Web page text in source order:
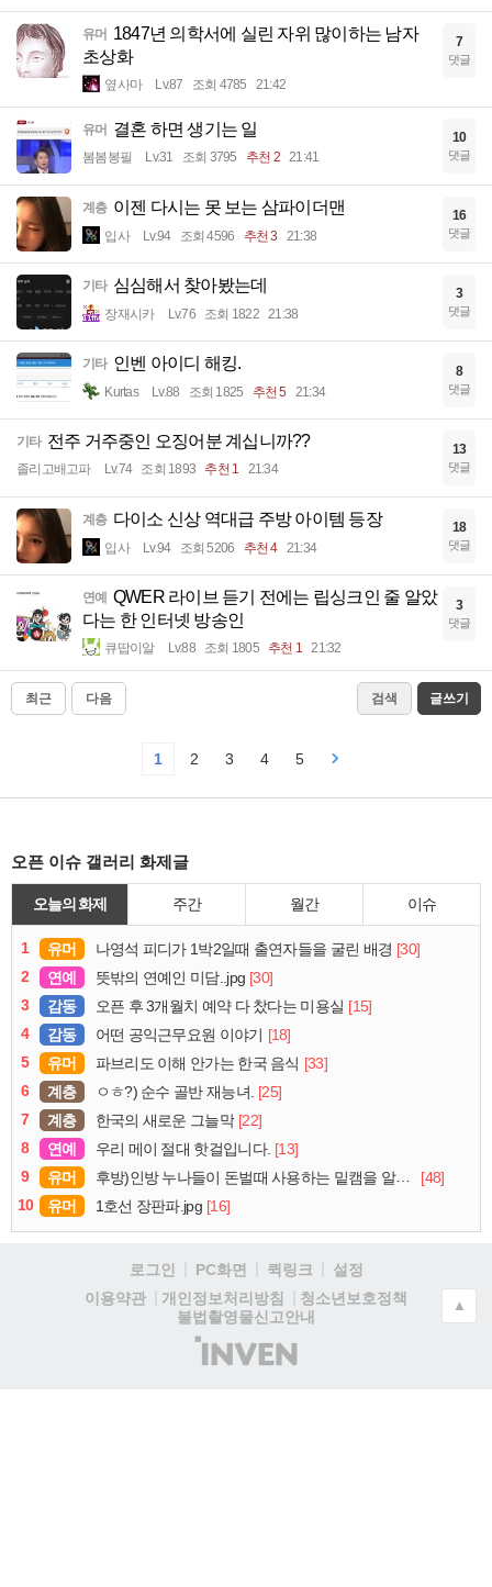
유머 1847년 의학서에 실린 자위 많이하는 남자
초상화
옆사마 Lv.87 조회 4785 21:42
7
댓글
유머 결혼 하면 생기는 일
봄봄봉필 Lv.31 조회 3795 추천 2 21:41
10
댓글
계층 이젠 다시는 못 보는 삼파이더맨
입사 Lv.94 조회 4596 추천 3 21:38
16
댓글
기타 심심해서 찾아봤는데
장재시카 Lv.76 조회 1822 21:38
3
댓글
기타 인벤 아이디 해킹.
Kurtas Lv.88 조회 1825 추천 5 21:34
8
댓글
기타 전주 거주중인 오징어분 계십니까??
졸리고배고파 Lv.74 조회 1893 추천 1 21:34
13
댓글
계층 다이소 신상 역대급 주방 아이템 등장
입사 Lv.94 조회 5206 추천 4 21:34
18
댓글
연예
QWER 라이브 듣기 전에는 립싱크인 줄 알았
다는 한 인터넷 방송인
큐땁이알 Lv.88 조회 1805 추천 1 21:32
3
댓글
최근 다음 검색 글쓰기
1 2 3 4 5
오픈 이슈 갤러리 화제글
오늘의 화제 주간 월간 이슈
1 유머 나영석 피디가 1박2일때 출연자들을 굴린 배경 [30]
2
연예 뜻밖의 연예인 미담..jpg [30]
3
감동 오픈 후 3개월치 예약 다 찼다는 미용실 [15]
4
감동 어떤 공익근무요원 이야기 [18]
5
유머 파브리도 이해 안가는 한국 음식 [33]
6
계층 ㅇㅎ?) 순수 골반 재능녀. [25]
7
계층 한국의 새로운 그늘막 [22]
8
연예 우리 메이 절대 핫걸입니다. [13]
9
유머 후방)인방 누나들이 돈벌때 사용하는 밑캠을 알아보자
[48]
10
유머 1호선 장판파.jpg [16]
로그인 PC화면 퀵링크
설정
이용약관
개인정보처리방침
청소년보호정책
불법촬영물신고안내
(주)
인
▲